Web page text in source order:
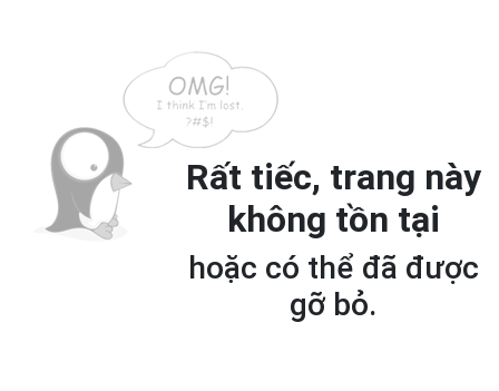
Rất tiếc, trang này
không tồn tại
hoặc có thể đã được
gỡ bỏ.